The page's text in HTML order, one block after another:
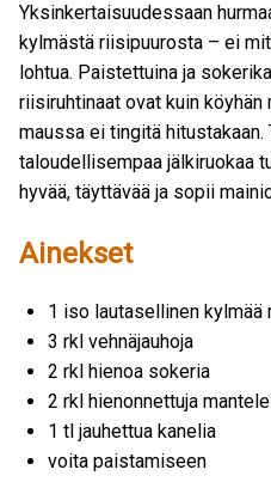
Yksinkertaisuudessaan
kylmästä riisipuurosta – ei
lohtua. Paistettuina ja
riisiruhtinaat ovat kuin köyhän
maussa ei tingitä
taloudellisempaa jälkiruokaa
hyvää, täyttävää ja sopii
Ainekset
1 iso lautasellinen kylmää
3 rkl vehnäjauhoja
2 rkl hienoa sokeria
2 rkl hienonnettuja
1 tl jauhettua kanelia
voita paistamiseen